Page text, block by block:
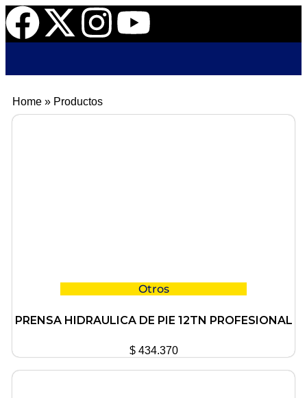
Home » Productos
Otros
PRENSA HIDRAULICA DE PIE 12TN PROFESIONAL
$434.370